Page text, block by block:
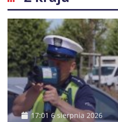
17:01 6 sierpnia 2026